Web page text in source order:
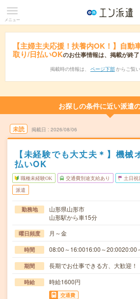
メニュー
【主婦主夫応援！扶養内OK！】自動
取り/日払いOKのお仕事情報は、掲載が終
掲載時の情報は、 ページ下部 からご覧
お探しの条件に近い派遣
未読 掲載日 2026/08/06
【未経験でも大丈夫＊】機械
払いOK
職種未経験OK 交通費別途支給あり 土日祝
派遣
勤務地
山形県山形市
山形駅から車15分
曜日頻度 月～金
時間 08:00～16:0016:00～20:0020:00
期間 長期でお仕事できる方、大歓迎！
時給 時給1600円
交通費